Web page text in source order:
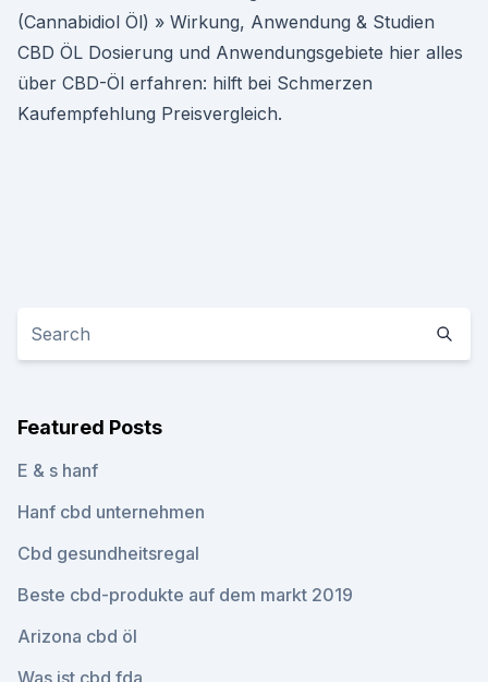
(Cannabidiol Öl) » Wirkung, Anwendung & Studien
CBD ÖL Dosierung und Anwendungsgebiete hier alles
über CBD-Öl erfahren: hilft bei Schmerzen
Kaufempfehlung Preisvergleich.
Featured Posts
E & s hanf
Hanf cbd unternehmen
Cbd gesundheitsregal
Beste cbd-produkte auf dem markt 2019
Arizona cbd öl
Was ist cbd fda